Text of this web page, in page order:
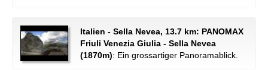
Italien - Sella Nevea, 13.7 km: PANOMAX
Friuli Venezia Giulia - Sella Nevea
(1870m): Ein grossartiger Panoramablick.